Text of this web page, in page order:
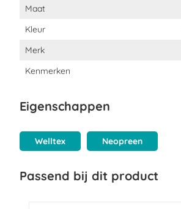
Maat
Kleur
Merk
Kenmerken
Eigenschappen
Welltex Neopreen
Passend bij dit product